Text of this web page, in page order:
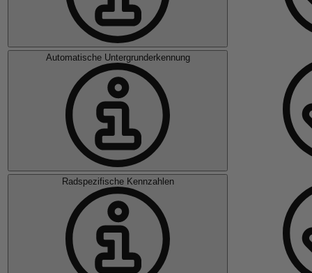
Automatische Untergrunderkennung
Radspezifische Kennzahlen